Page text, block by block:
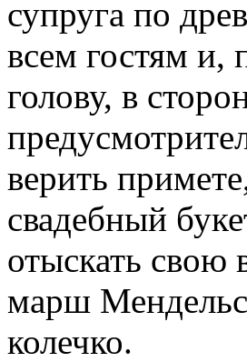
супруга по
всем гостям и,
голову, в
верить
свадебный
отыскать свою
марш
колечко.